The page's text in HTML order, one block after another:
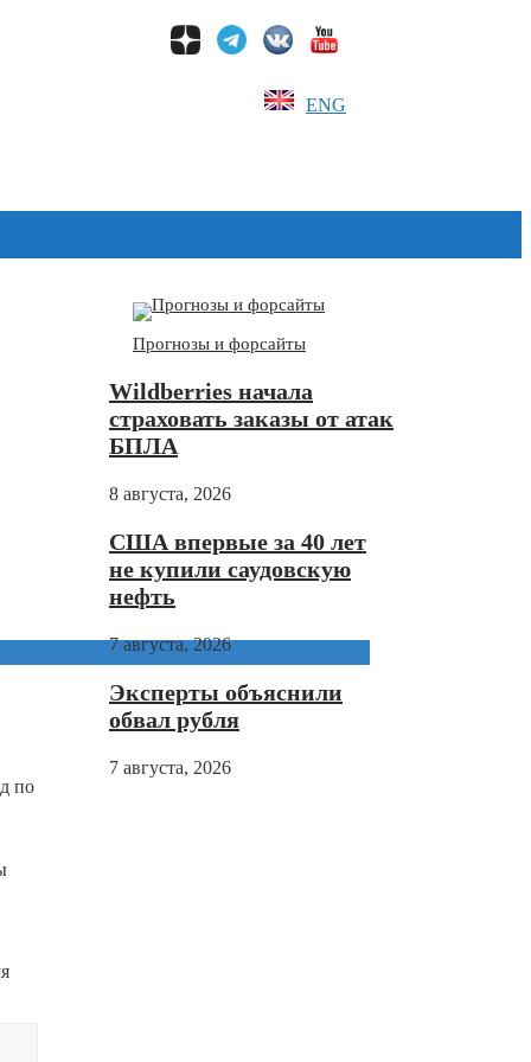
ENG
по
Прогнозы и форсайты
Wildberries начала
страховать заказы от атак
БПЛА
8 августа, 2026
США впервые за 40 лет
не купили саудовскую
нефть
7 августа, 2026
Эксперты объяснили
обвал рубля
7 августа, 2026